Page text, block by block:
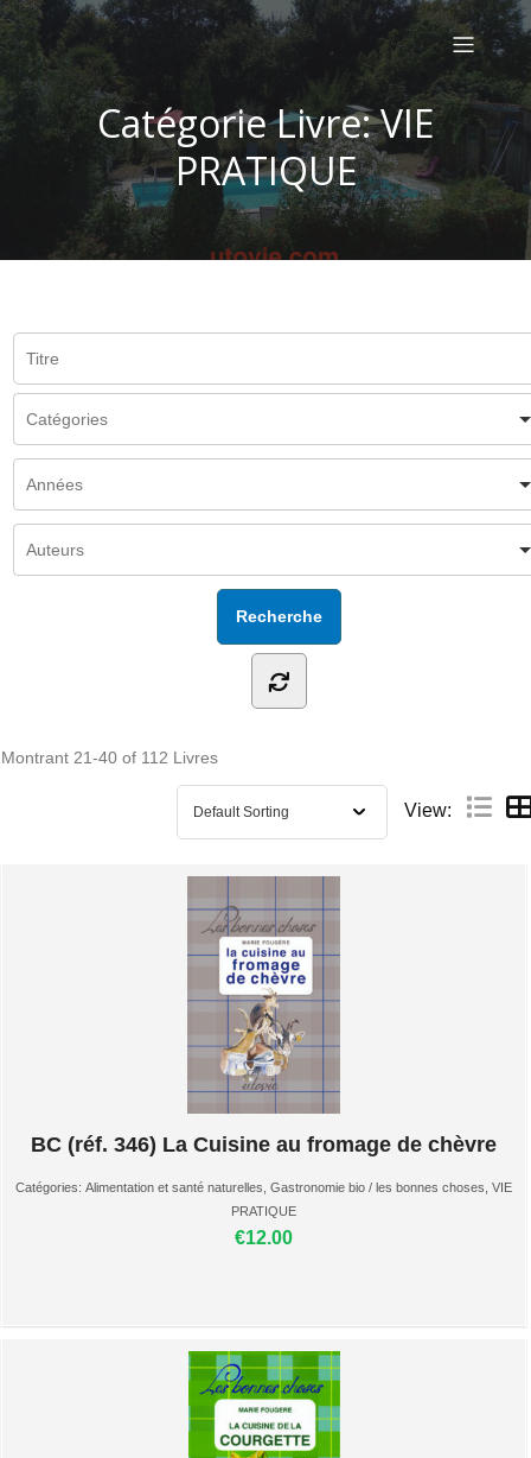
Catégorie Livre: VIE
PRATIQUE
Montrant 21-40 of 112 Livres
View:
BC (réf. 346) La Cuisine au fromage de chèvre
Catégories: Alimentation et santé naturelles Gastronomie bio / les bonnes choses VIE
PRATIQUE
€12.00